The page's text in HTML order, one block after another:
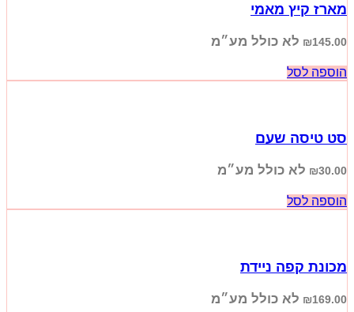
מארז קיץ מאמי
₪145.00 לא כולל מע״מ
הוספה לסל
סט טיסה שעם
₪30.00 לא כולל מע״מ
הוספה לסל
מכונת קפה ניידת
₪169.00 לא כולל מע״מ